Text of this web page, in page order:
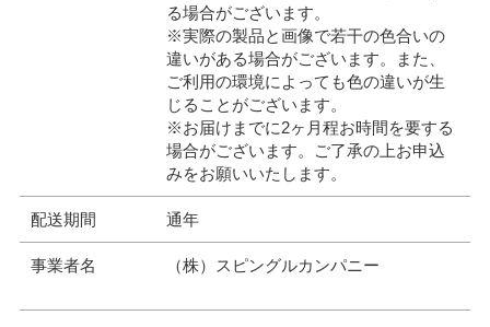
る場合がございます。
※実際の製品と画像で若干の色合いの
違いがある場合がございます。また、
ご利用の環境によっても色の違いが生
じることがございます。
※お届けまでに2ヶ月程お時間を要する
場合がございます。ご了承の上お申込
みをお願いいたします。
配送期間 通年
事業者名 （株）スピングルカンパニー